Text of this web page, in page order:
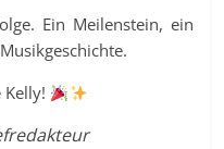
Ein Meilenstein, ein